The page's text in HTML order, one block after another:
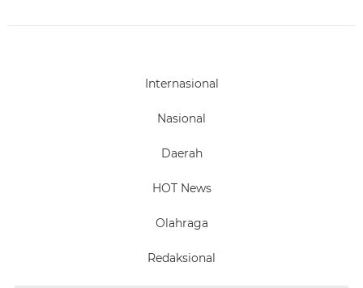
Internasional
Nasional
Daerah
HOT News
Olahraga
Redaksional